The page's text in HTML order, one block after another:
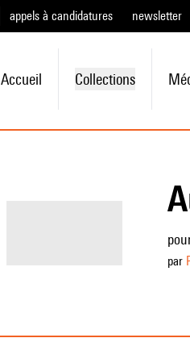
appels à candidatures newsletter
Accueil Collections
par